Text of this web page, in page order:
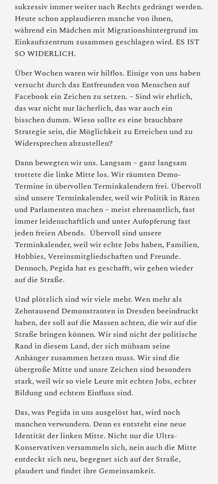
sukzessiv immer weiter nach Rechts gedrängt werden.
Heute schon applaudieren manche von ihnen,
während ein Mädchen mit Migrationshintergrund im
Einkaufszentrum zusammen geschlagen wird. ES IST
SO WIDERLICH.
Über Wochen waren wir hilflos. Einige von uns haben
versucht durch das Entfreunden von Menschen auf
Facebook ein Zeichen zu setzen. – Sind wir ehrlich,
das war nicht nur lächerlich, das war auch ein
bisschen dumm. Wieso sollte es eine brauchbare
Strategie sein, die Möglichkeit zu Erreichen und zu
Widersprechen abzustellen?
Dann bewegten wir uns. Langsam – ganz langsam
trottete die linke Mitte los. Wir räumten Demo-
Termine in übervollen Terminkalendern frei. Übervoll
sind unsere Terminkalender, weil wir Politik in Räten
und Parlamenten machen – meist ehrenamtlich, fast
immer leidenschaftlich und unter Aufopferung fast
jeden freien Abends. Übervoll sind unsere
Terminkalender, weil wir echte Jobs haben, Familien,
Hobbies, Vereinsmitgliedschaften und Freunde.
Dennoch, Pegida hat es geschafft, wir gehen wieder
auf die Straße.
Und plötzlich sind wir viele mehr. Wen mehr als
Zehntausend Demonstranten in Dresden beeindruckt
haben, der soll auf die Massen achten, die wir auf die
Straße bringen können. Wir sind nicht der politische
Rand in diesem Land, der sich mühsam seine
Anhänger zusammen hetzen muss. Wir sind die
übergroße Mitte und unsre Zeichen sind besonders
stark, weil wir so viele Leute mit echten Jobs, echter
Bildung und echtem Einfluss sind.
Das, was Pegida in uns ausgelöst hat, wird noch
manchen verwundern. Denn es entsteht eine neue
Identität der linken Mitte. Nicht nur die Ultra-
Konservativen versammeln sich, nein auch die Mitte
entdeckt sich neu, begegnet sich auf der Straße,
plaudert und findet ihre Gemeinsamkeit.